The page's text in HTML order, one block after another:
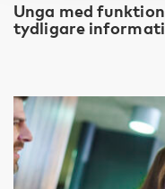
Unga med
tydligare